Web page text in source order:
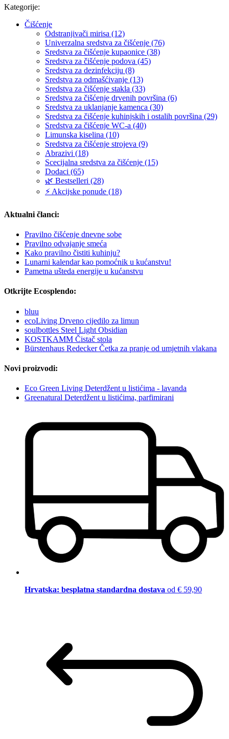
Kategorije:
Čišćenje
Odstranjivači mirisa (12)
Univerzalna sredstva za čišćenje (76)
Sredstva za čišćenje kupaonice (38)
Sredstva za čišćenje podova (45)
Sredstva za dezinfekciju (8)
Sredstva za odmašćivanje (13)
Sredstva za čišćenje stakla (33)
Sredstva za čišćenje drvenih površina (6)
Sredstva za uklanjanje kamenca (30)
Sredstva za čišćenje kuhinjskih i ostalih površina (29)
Sredstva za čišćenje WC-a (40)
Limunska kiselina (10)
Sredstva za čišćenje strojeva (9)
Abrazivi (18)
Scecijalna sredstva za čišćenje (15)
Dodaci (65)
🌿 Bestselleri (28)
⚡ Akcijske ponude (18)
Aktualni članci:
Pravilno čišćenje dnevne sobe
Pravilno odvajanje smeća
Kako pravilno čistiti kuhinju?
Lunarni kalendar kao pomoćnik u kućanstvu!
Pametna ušteda energije u kućanstvu
Otkrijte Ecosplendo:
bluu
ecoLiving Drveno cijedilo za limun
soulbottles Steel Light Obsidian
KOSTKAMM Čistač stola
Bürstenhaus Redecker Četka za pranje od umjetnih vlakana
Novi proizvodi:
Eco Green Living Deterdžent u listićima - lavanda
Greenatural Deterdžent u listićima, parfimirani
Hrvatska: besplatna standardna dostava od € 59,90